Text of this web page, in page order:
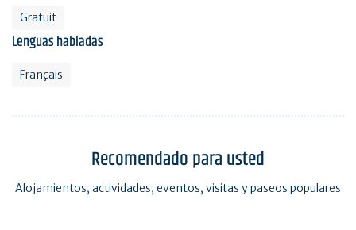
Gratuit
Lenguas habladas
Français
Recomendado para usted
Alojamientos, actividades, eventos, visitas y paseos populares